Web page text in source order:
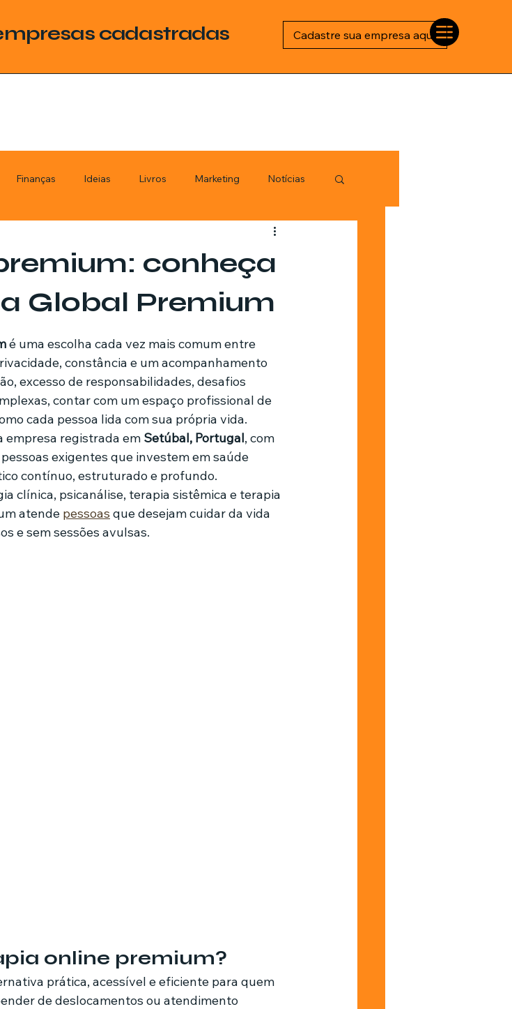
cadastradas Cadastre sua empresa aqui
Finanças Ideias Livros Marketing Notícias
Renda Extra Educação Tecnologia
em alta Família Casa de leilões Barbearia
conheça
Global Premium
é uma escolha cada vez mais comum entre
constância e um acompanhamento
excesso de responsabilidades, desafios
contar com um espaço profissional de
cada pessoa lida com sua própria vida.
empresa registrada em Setúbal, Portugal, com
exigentes que investem em saúde
contínuo, estruturado e profundo.
clínica, psicanálise, terapia sistêmica e terapia
atende pessoas que desejam cuidar da vida
e sem sessões avulsas.
online premium?
de deslocamentos ou atendimento